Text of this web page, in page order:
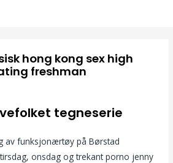
hong kong sex high
freshman
tegneserie
av funksjonærtøy på Børstad
onsdag og trekant porno jenny